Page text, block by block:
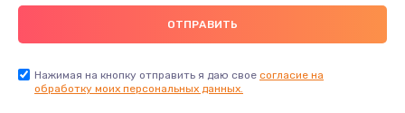
Заказать
Нажимая на кнопку отправить я даю свое согласие на
обработку моих персональных данных.